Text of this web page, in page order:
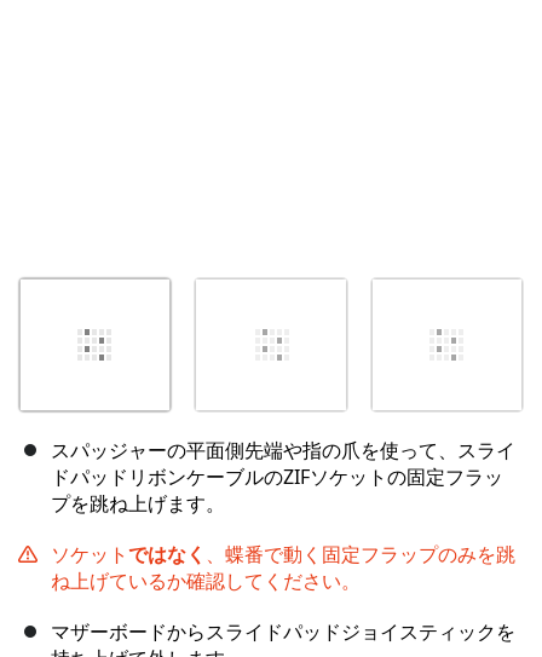
スパッジャーの平面側先端や指の爪を使って、スライ
ドパッドリボンケーブルのZIFソケットの固定フラッ
プを跳ね上げます。
ソケットではなく 、蝶番で動く固定フラップのみを跳
ね上げているか確認してください。
マザーボードからスライドパッドジョイスティックを